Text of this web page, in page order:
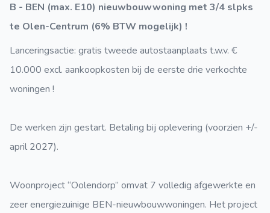
B - BEN (max. E10) nieuwbouwwoning met 3/4 slpks
te Olen-Centrum (6% BTW mogelijk) !
Lanceringsactie: gratis tweede autostaanplaats t.w.v. €
10.000 excl. aankoopkosten bij de eerste drie verkochte
woningen !
De werken zijn gestart. Betaling bij oplevering (voorzien +/-
april 2027).
Woonproject “Oolendorp” omvat 7 volledig afgewerkte en
zeer energiezuinige BEN-nieuwbouwwoningen. Het project